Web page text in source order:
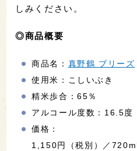
しみください。
◎商品概要
商品名： 真野鶴 ブリーズ
使用米：こしいぶき
精米歩合：65％
アルコール度数：16.5度
価格：
1,150円（税別）／